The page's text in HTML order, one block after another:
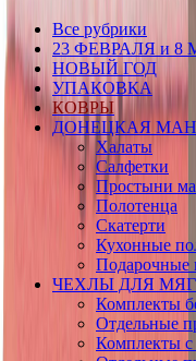
Все рубрики
23 ФЕВРАЛЯ и 8
НОВЫЙ ГОД
УПАКОВКА
КОВРЫ
ДОНЕЦКАЯ
Халаты
Салфетки
Простыни
Полотенца
Скатерти
Кухонные
Подарочные
ЧЕХЛЫ ДЛЯ
Комплекты
Отдельные
Комплекты с